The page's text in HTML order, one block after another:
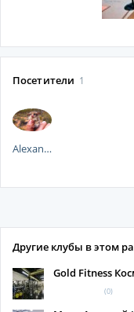
Посетители 1
Alexander...
Другие клубы в этом
Gold Fitness
(0)